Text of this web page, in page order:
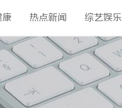
康 热点新闻 综艺娱乐